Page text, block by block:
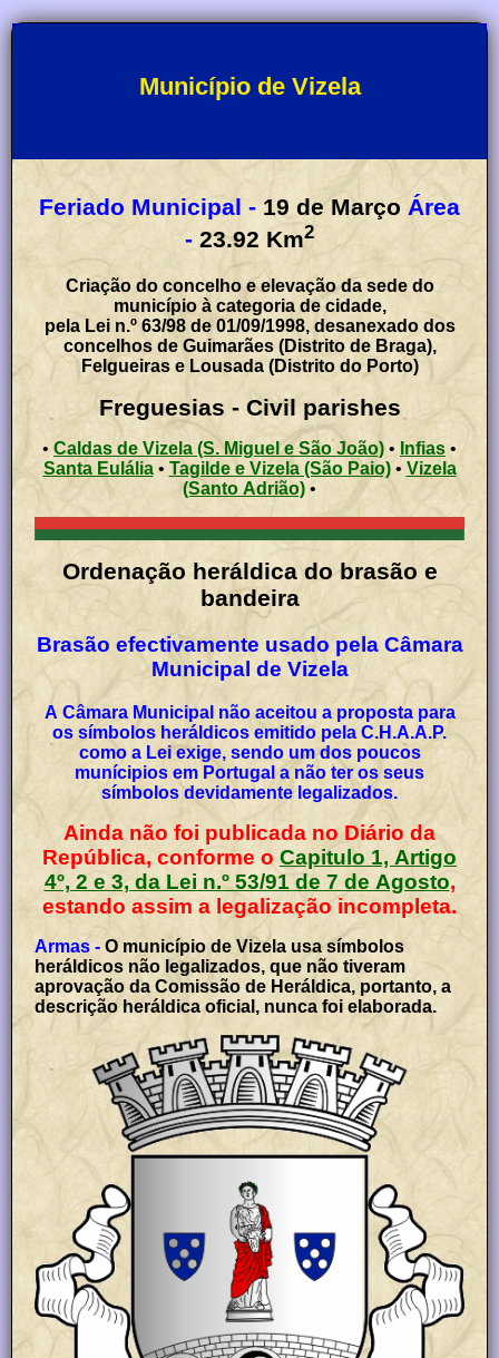
Município de Vizela
Feriado Municipal - 19 de Março Área
- 23.92 Km2
Criação do concelho e elevação da sede do
município à categoria de cidade,
pela Lei n.º 63/98 de 01/09/1998, desanexado dos
concelhos de Guimarães (Distrito de Braga),
Felgueiras e Lousada (Distrito do Porto)
Freguesias - Civil parishes
• Caldas de Vizela (S. Miguel e São João) • Infias•
Santa Eulália• Tagilde e Vizela (São Paio)• Vizela
(Santo Adrião)•
Ordenação heráldica do brasão e
bandeira
Brasão efectivamente usado pela Câmara
Municipal de Vizela
A Câmara Municipal não aceitou a proposta para
os símbolos heráldicos emitido pela C.H.A.A.P.
como a Lei exige, sendo um dos poucos
munícipios em Portugal a não ter os seus
símbolos devidamente legalizados.
Ainda não foi publicada no Diário da
República, conforme o Capitulo 1, Artigo
4º, 2 e 3, da Lei n.º 53/91 de 7 de Agosto,
estando assim a legalização incompleta.
Armas - O município de Vizela usa símbolos
heráldicos não legalizados, que não tiveram
aprovação da Comissão de Heráldica, portanto, a
descrição heráldica oficial, nunca foi elaborada.